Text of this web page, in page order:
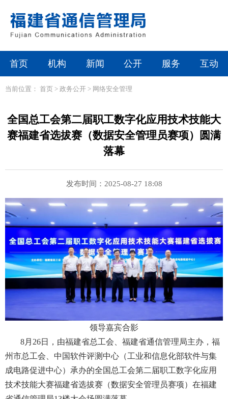
首页 机构 新闻 公开 服务 互动
当前位置： 首页 > 政务公开 > 网络安全管理
全国总工会第二届职工数字化应用技术技能大
赛福建省选拔赛（数据安全管理员赛项）圆满
落幕
发布时间：2025-08-27 18:08
领导嘉宾合影
8月26日，由福建省总工会、福建省通信管理局主办，福
州市总工会、中国软件评测中心（工业和信息化部软件与集
成电路促进中心）承办的全国总工会第二届职工数字化应用
技术技能大赛福建省选拔赛（数据安全管理员赛项）在福建